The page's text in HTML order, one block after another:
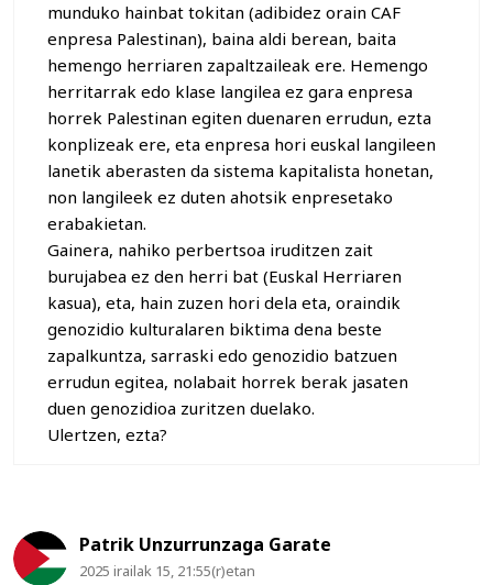
munduko hainbat tokitan (adibidez orain CAF
enpresa Palestinan), baina aldi berean, baita
hemengo herriaren zapaltzaileak ere. Hemengo
herritarrak edo klase langilea ez gara enpresa
horrek Palestinan egiten duenaren errudun, ezta
konplizeak ere, eta enpresa hori euskal langileen
lanetik aberasten da sistema kapitalista honetan,
non langileek ez duten ahotsik enpresetako
erabakietan.
Gainera, nahiko perbertsoa iruditzen zait
burujabea ez den herri bat (Euskal Herriaren
kasua), eta, hain zuzen hori dela eta, oraindik
genozidio kulturalaren biktima dena beste
zapalkuntza, sarraski edo genozidio batzuen
errudun egitea, nolabait horrek berak jasaten
duen genozidioa zuritzen duelako.
Ulertzen, ezta?
Patrik Unzurrunzaga Garate
2025 irailak 15, 21:55(r)etan